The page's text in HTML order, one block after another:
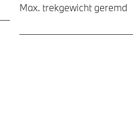
Max. trekgewicht geremd